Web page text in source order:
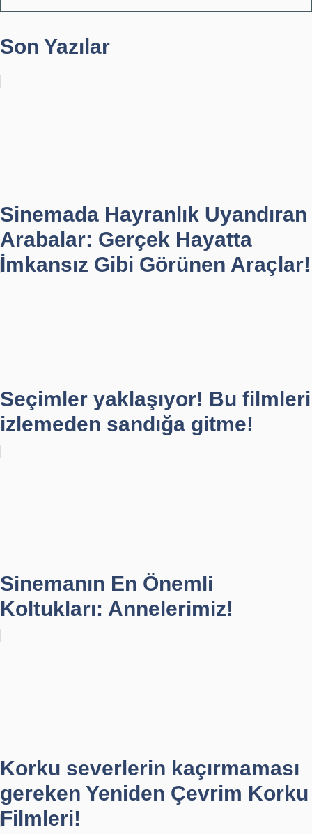
Son Yazılar
Sinemada Hayranlık Uyandıran
Arabalar: Gerçek Hayatta
İmkansız Gibi Görünen Araçlar!
Seçimler yaklaşıyor! Bu filmleri
izlemeden sandığa gitme!
Sinemanın En Önemli
Koltukları: Annelerimiz!
Korku severlerin kaçırmaması
gereken Yeniden Çevrim Korku
Filmleri!